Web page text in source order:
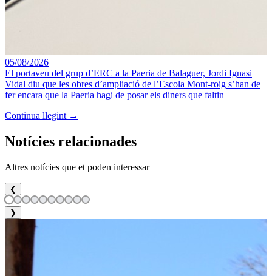
05/08/2026
El portaveu del grup d’ERC a la Paeria de Balaguer, Jordi Ignasi
Vidal diu que les obres d’ampliació de l’Escola Mont-roig s’han de
fer encara que la Paeria hagi de posar els diners que faltin
Continua llegint →
Notícies relacionades
Altres notícies que et poden interessar
❮
❯